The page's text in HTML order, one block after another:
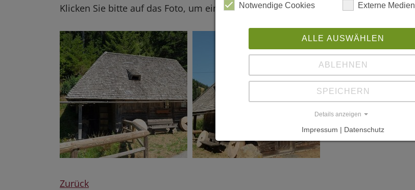
Klicken Sie bitte auf das Foto, um eine vergrößerte Darstellung zu erhalten.
Zurück
Notwendige Cookies Externe Medien
ALLE AUSWÄHLEN
ABLEHNEN
SPEICHERN
Details anzeigen
Impressum | Datenschutz